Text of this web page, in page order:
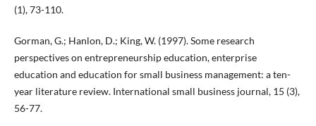
(1), 73-110.
Gorman, G.; Hanlon, D.; King, W. (1997). Some research
perspectives on entrepreneurship education, enterprise
education and education for small business management: a ten-
year literature review. International small business journal, 15 (3),
56-77.